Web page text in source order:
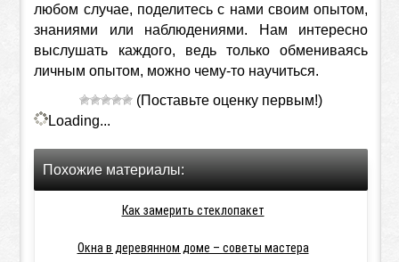
любом случае, поделитесь с нами своим опытом,
знаниями или наблюдениями. Нам интересно
выслушать каждого, ведь только обмениваясь
личным опытом, можно чему-то научиться.
(Поставьте оценку первым!)
Loading...
Похожие материалы:
Как замерить стеклопакет
Окна в деревянном доме – советы мастера